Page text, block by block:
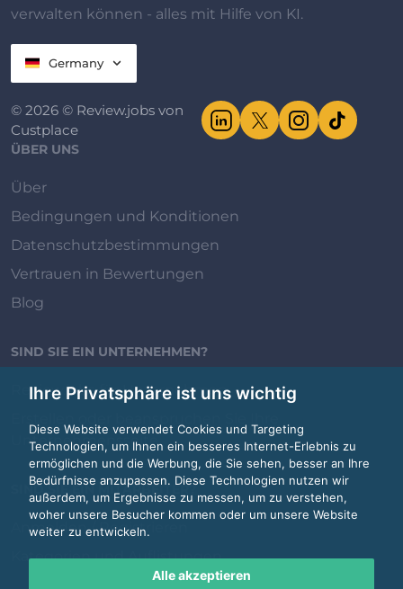
Ihre Privatsphäre ist uns wichtig
Diese Website verwendet Cookies und Targeting
Technologien, um Ihnen ein besseres Internet-Erlebnis zu
ermöglichen und die Werbung, die Sie sehen, besser an Ihre
Bedürfnisse anzupassen. Diese Technologien nutzen wir
außerdem, um Ergebnisse zu messen, um zu verstehen,
woher unsere Besucher kommen oder um unsere Website
weiter zu entwickeln.
Alle akzeptieren
verwalten können - alles mit Hilfe von KI.
Germany
© 2026 © Review.jobs von
Custplace
ÜBER UNS
Über
Bedingungen und Konditionen
Datenschutzbestimmungen
Vertrauen in Bewertungen
Blog
SIND SIE EIN UNTERNEHMEN?
Review.jobs für Unternehmen
Unternehmensseite
SIND SIE EIN MITARBEITER?
Anmelden / Registrieren
Kategorien und Auflistungen